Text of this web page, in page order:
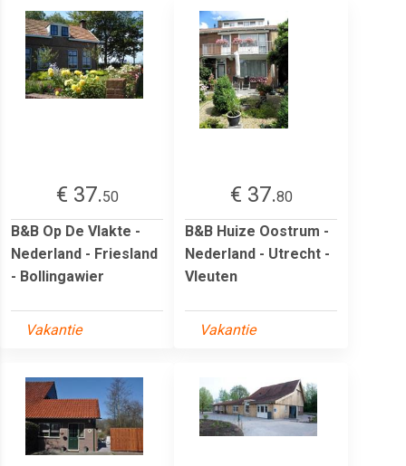
€ 37.50
B&B Op De Vlakte -
Nederland - Friesland
- Bollingawier
Vakantie
€ 37.80
B&B Huize Oostrum -
Nederland - Utrecht -
Vleuten
Vakantie